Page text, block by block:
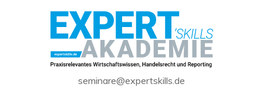
seminare@expertskills.de